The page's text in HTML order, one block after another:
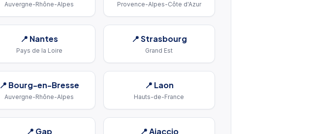
Auvergne-Rhône-Alpes Provence-Alpes-Côte d'Azur
📍 Nantes
Pays de la Loire
📍Strasbourg
Grand Est
📍 Bourg-en-Bresse
Auvergne-Rhône-Alpes
📍 Laon
Hauts-de-France
📍 Gap 📍Ajaccio